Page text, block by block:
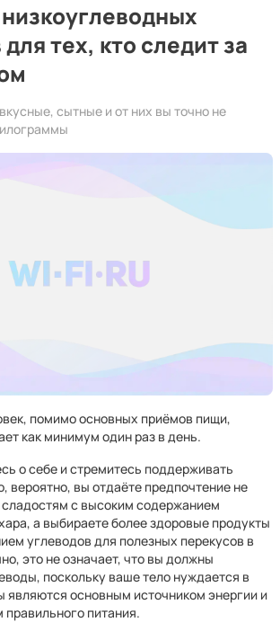
тех, кто следит за
сытные и от них вы точно не
помимо основных приёмов пищи,
как минимум один раз в день.
о себе и стремитесь поддерживать
вероятно, вы отдаёте предпочтение не
с высоким содержанием
а выбираете более здоровые продукты
углеводов для полезных перекусов в
это не означает, что вы должны
поскольку ваше тело нуждается в
являются основным источником энергии и
питания.